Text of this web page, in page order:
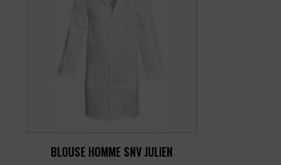
BLOUSE HOMME SNV JULIEN